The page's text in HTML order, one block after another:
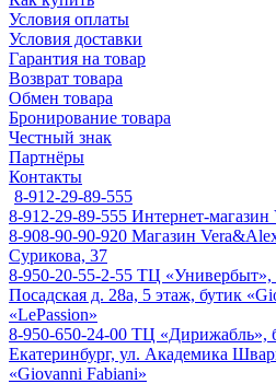
Условия оплаты
Условия доставки
Гарантия на товар
Возврат товара
Обмен товара
Бронирование товара
Честный знак
Партнёры
Контакты
8-912-29-89-555
8-912-29-89-555 Интернет-магазин
8-908-90-90-920 Магазин
Сурикова, 37
8-950-20-55-2-55 ТЦ «Универбыт»,
Посадская д. 28а, 5 этаж, бутик
«LePassion»
8-950-650-24-00 ТЦ «Дирижабль»,
Екатеринбург, ул. Академика
«Giovanni Fabiani»